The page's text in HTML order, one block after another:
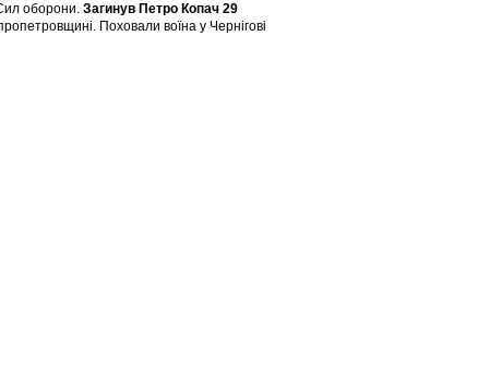
оборони. Загинув Петро Копач 29
Поховали воїна у Чернігові